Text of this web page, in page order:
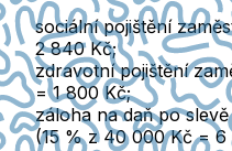
sociální pojištění
2 840 Kč;
zdravotní pojištění
= 1 800 Kč;
záloha na daň po
(15 % z 40 000 Kč =